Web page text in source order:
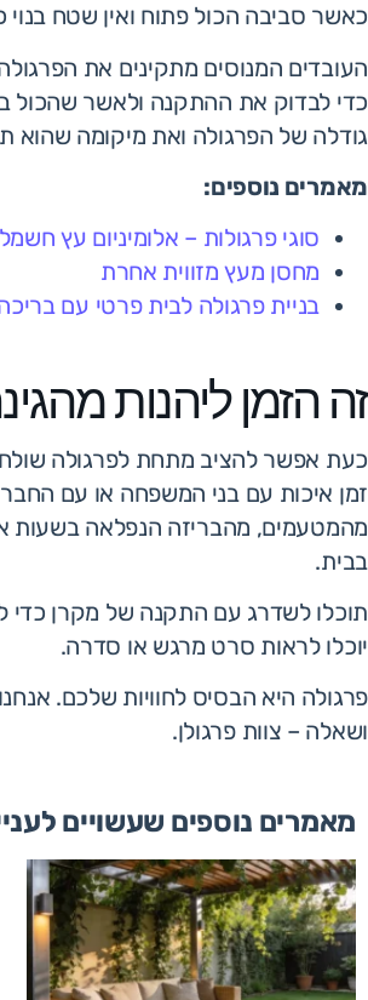
כאשר סביבה הכול פתוח ואין שטח
העובדים המנוסים מתקינים את
כדי לבדוק את ההתקנה ולאשר שהכול
גודלה של הפרגולה ואת מיקומה שהוא
מאמרים נוספים:
סוגי פרגולות – אלומיניום עץ
מחסן מעץ מזווית אחרת
בניית פרגולה לבית פרטי עם
זה הזמן ליהנות
כעת אפשר להציב מתחת לפרגולה שולחן
זמן איכות עם בני המשפחה או עם
מהמטעמים, מהבריזה הנפלאה בשעות
בבית.
תוכלו לשדרג עם התקנה של מקרן כדי
יוכלו לראות סרט מרגש או סדרה.
פרגולה היא הבסיס לחוויות שלכם.
ושאלה – צוות פרגולן.
מאמרים נוספים שעשויים